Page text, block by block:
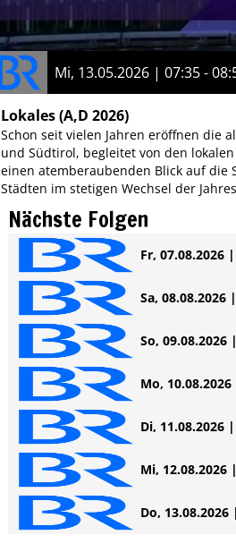
Mi, 13.05.2026 | 07:35 -
Lokales(A,D 2026)
Schon seit vielen Jahren eröffnen die
und Südtirol, begleitet von den
einen atemberaubenden Blick auf die
Städten im stetigen Wechsel der
Nächste Folgen
Fr, 07.08.2026
Sa, 08.08.2026
So, 09.08.2026
Mo,
Di, 11.08.2026
Mi, 12.08.2026
Do, 13.08.2026